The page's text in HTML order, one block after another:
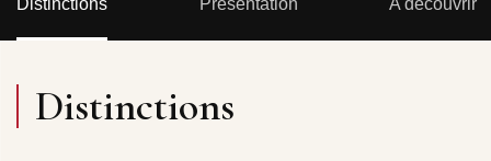
Distinctions Présentation A découvrir
Distinctions